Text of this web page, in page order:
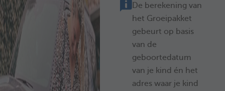
De berekening van
het Groeipakket
gebeurt op basis
van de
geboortedatum
van je kind én het
adres waar je kind